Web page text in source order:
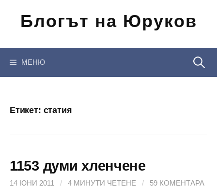
съдържанието
Блогът на Юруков
МЕНЮ
Етикет: статия
1153 думи хленчене
14 ЮНИ 2011 / 4 МИНУТИ ЧЕТЕНЕ / 59 КОМЕНТАРА